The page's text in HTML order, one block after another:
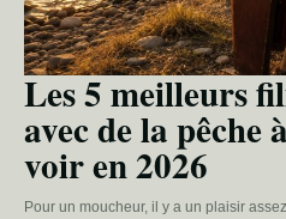
Les 5 meilleurs
avec de la pêche
voir en 2026
Pour un moucheur, il y a un plaisir